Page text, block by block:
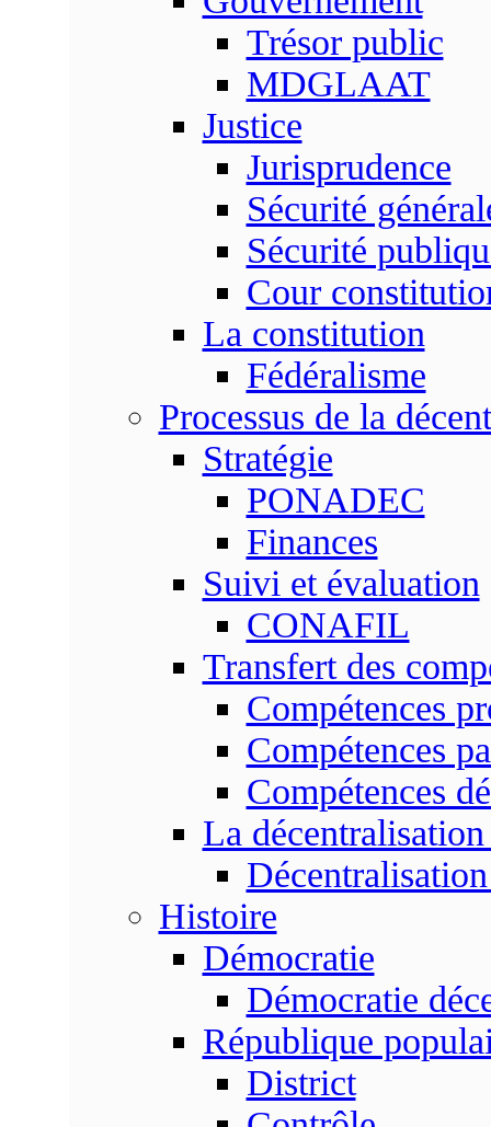
Trésor public
MDGLAAT
Justice
Jurisprudence
Sécurité
Sécurité
Cour
La constitution
Fédéralisme
Processus de la
Stratégie
PONADEC
Finances
Suivi et évaluation
CONAFIL
Transfert des
Compétences
Compétences
Compétences
La
Histoire
Démocratie
Démocratie
République
District